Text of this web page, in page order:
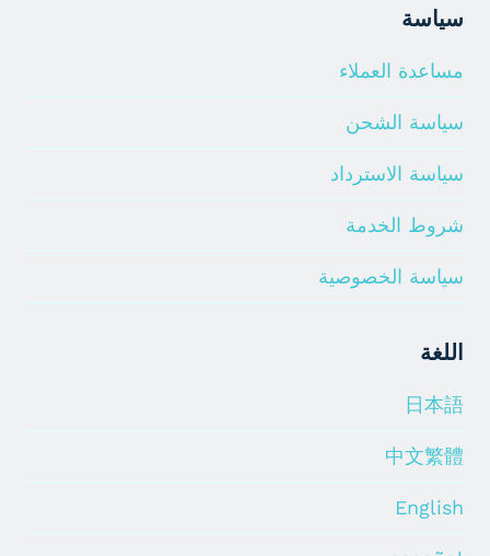
سياسة
مساعدة العملاء
سياسة الشحن
سياسة الاسترداد
شروط الخدمة
سياسة الخصوصية
اللغة
日本語
中文繁體
English